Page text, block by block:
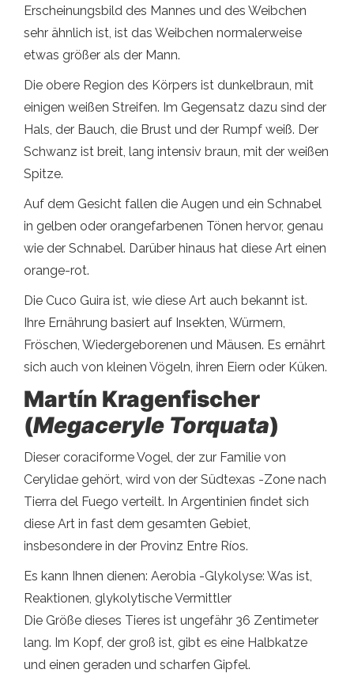
Erscheinungsbild des Mannes und des Weibchen
sehr ähnlich ist, ist das Weibchen normalerweise
etwas größer als der Mann.
Die obere Region des Körpers ist dunkelbraun, mit
einigen weißen Streifen. Im Gegensatz dazu sind der
Hals, der Bauch, die Brust und der Rumpf weiß. Der
Schwanz ist breit, lang intensiv braun, mit der weißen
Spitze.
Auf dem Gesicht fallen die Augen und ein Schnabel
in gelben oder orangefarbenen Tönen hervor, genau
wie der Schnabel. Darüber hinaus hat diese Art einen
orange-rot.
Die Cuco Guira ist, wie diese Art auch bekannt ist.
Ihre Ernährung basiert auf Insekten, Würmern,
Fröschen, Wiedergeborenen und Mäusen. Es ernährt
sich auch von kleinen Vögeln, ihren Eiern oder Küken.
Martín Kragenfischer
(Megaceryle Torquata)
Dieser coraciforme Vogel, der zur Familie von
Cerylidae gehört, wird von der Südtexas -Zone nach
Tierra del Fuego verteilt. In Argentinien findet sich
diese Art in fast dem gesamten Gebiet,
insbesondere in der Provinz Entre Ríos.
Es kann Ihnen dienen: Aerobia -Glykolyse: Was ist,
Reaktionen, glykolytische Vermittler
Die Größe dieses Tieres ist ungefähr 36 Zentimeter
lang. Im Kopf, der groß ist, gibt es eine Halbkatze
und einen geraden und scharfen Gipfel.